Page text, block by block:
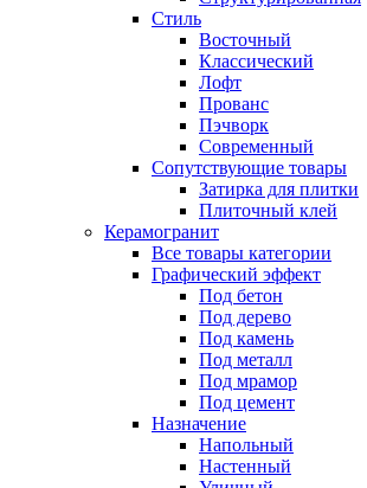
Стиль
Восточный
Классический
Лофт
Прованс
Пэчворк
Современный
Сопутствующие товары
Затирка для плитки
Плиточный клей
Керамогранит
Все товары категории
Графический эффект
Под бетон
Под дерево
Под камень
Под металл
Под мрамор
Под цемент
Назначение
Напольный
Настенный